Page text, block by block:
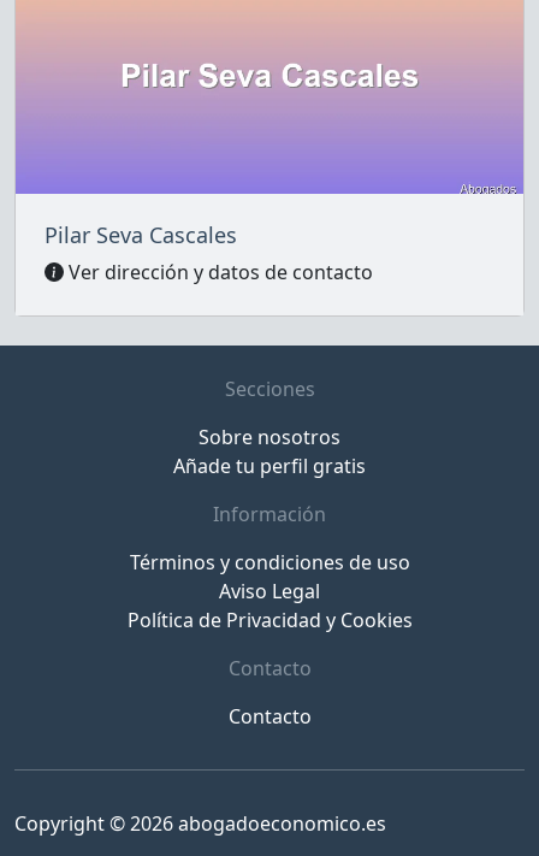
Pilar Seva Cascales
Ver dirección y datos de contacto
Secciones
Sobre nosotros
Añade tu perfil gratis
Información
Términos y condiciones de uso
Aviso Legal
Política de Privacidad y Cookies
Contacto
Contacto
Copyright © 2026 abogadoeconomico.es